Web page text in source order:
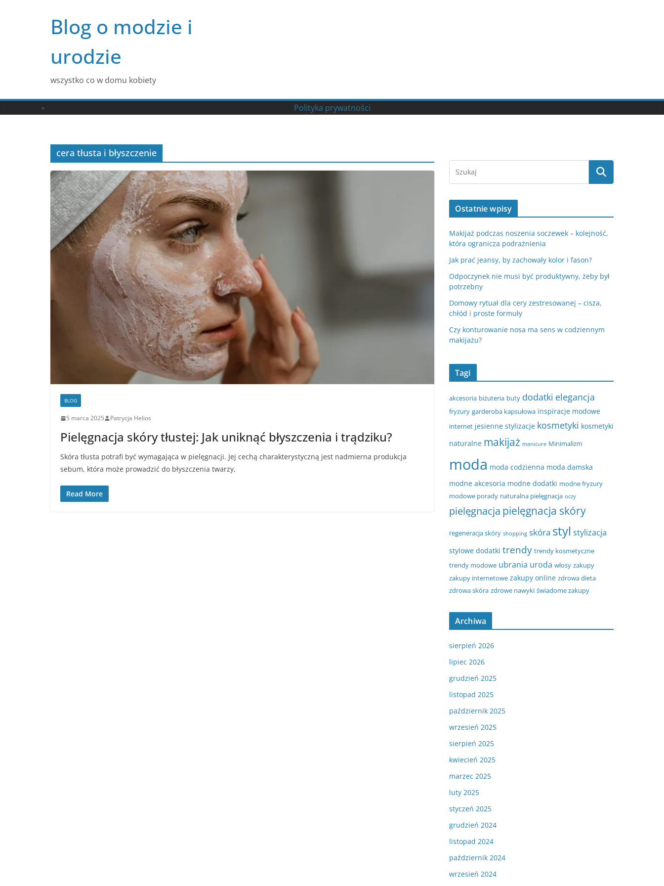
Blog o modzie i
urodzie
wszystko co w domu kobiety
Polityka prywatności
cera tłusta i błyszczenie
BLOG
5 marca 2025 Patrycja Helios
Pielęgnacja skóry tłustej: Jak uniknąć błyszczenia i trądziku?
Skóra tłusta potrafi być wymagająca w pielęgnacji. Jej cechą charakterystyczną jest nadmierna produkcja
sebum, która może prowadzić do błyszczenia twarzy,
Read More
Ostatnie wpisy
Makijaż podczas noszenia soczewek – kolejność,
która ogranicza podrażnienia
Jak prać jeansy, by zachowały kolor i fason?
Odpoczynek nie musi być produktywny, żeby był
potrzebny
Domowy rytuał dla cery zestresowanej – cisza,
chłód i proste formuły
Czy konturowanie nosa ma sens w codziennym
makijażu?
Tagi
akcesoria biżuteria buty dodatki elegancja
fryzury garderoba kapsułowa inspiracje modowe
internet jesienne stylizacje kosmetyki kosmetyki
naturalne makijaż manicure Minimalizm
moda moda codzienna moda damska
modne akcesoria modne dodatki modne fryzury
modowe porady naturalna pielęgnacja oczy
pielęgnacja pielęgnacja skóry
regeneracja skóry shopping skóra styl stylizacja
stylowe dodatki trendy trendy kosmetyczne
trendy modowe ubrania uroda włosy zakupy
zakupy internetowe zakupy online zdrowa dieta
zdrowa skóra zdrowe nawyki świadome zakupy
Archiwa
sierpień 2026
lipiec 2026
grudzień 2025
listopad 2025
październik 2025
wrzesień 2025
sierpień 2025
kwiecień 2025
marzec 2025
luty 2025
styczeń 2025
grudzień 2024
listopad 2024
październik 2024
wrzesień 2024